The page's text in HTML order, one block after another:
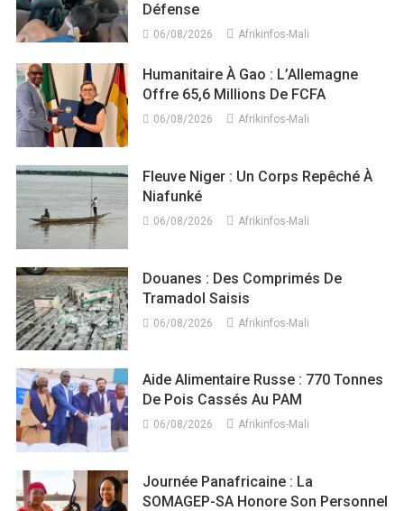
Défense
06/08/2026 Afrikinfos-Mali
Humanitaire À Gao : L’Allemagne
Offre 65,6 Millions De FCFA
06/08/2026 Afrikinfos-Mali
Fleuve Niger : Un Corps Repêché À
Niafunké
06/08/2026 Afrikinfos-Mali
Douanes : Des Comprimés De
Tramadol Saisis
06/08/2026 Afrikinfos-Mali
Aide Alimentaire Russe : 770 Tonnes
De Pois Cassés Au PAM
06/08/2026 Afrikinfos-Mali
Journée Panafricaine : La
SOMAGEP-SA Honore Son Personnel